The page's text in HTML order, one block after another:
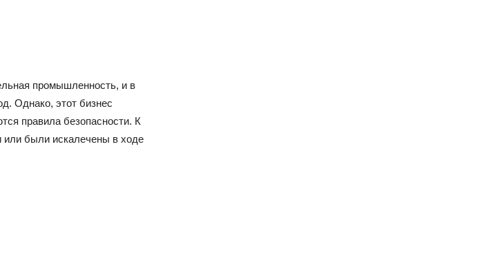
промышленность, и в
Однако, этот бизнес
правила безопасности. К
или были искалечены в ходе